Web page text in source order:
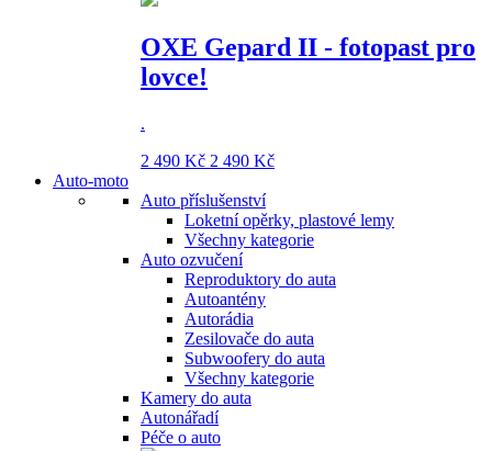
OXE Gepard II - fotopast pro
lovce!
.
2 490 Kč 2 490 Kč
Auto-moto
Auto příslušenství
Loketní opěrky, plastové lemy
Všechny kategorie
Auto ozvučení
Reproduktory do auta
Autoantény
Autorádia
Zesilovače do auta
Subwoofery do auta
Všechny kategorie
Kamery do auta
Autonářadí
Péče o auto